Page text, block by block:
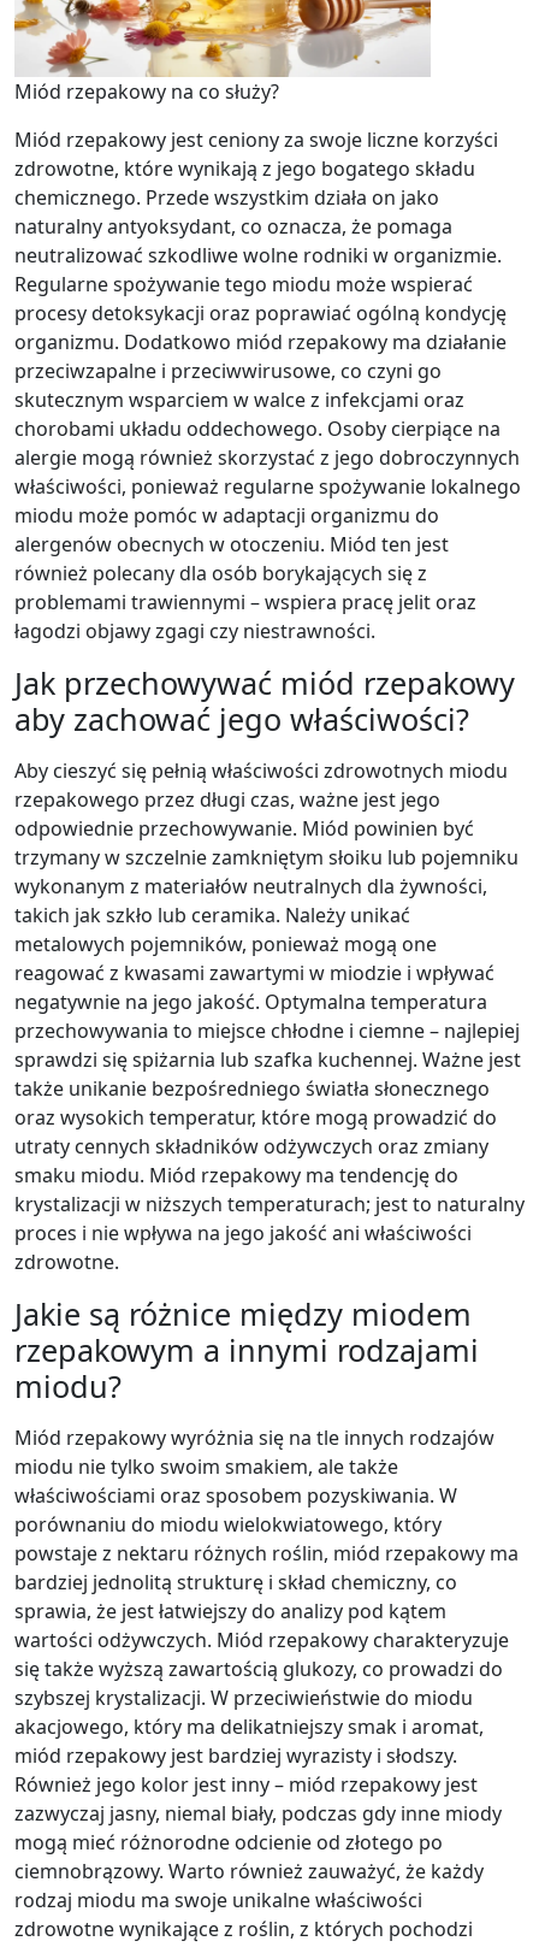
Miód rzepakowy na co służy?
Miód rzepakowy jest ceniony za swoje liczne korzyści
zdrowotne, które wynikają z jego bogatego składu
chemicznego. Przede wszystkim działa on jako
naturalny antyoksydant, co oznacza, że pomaga
neutralizować szkodliwe wolne rodniki w organizmie.
Regularne spożywanie tego miodu może wspierać
procesy detoksykacji oraz poprawiać ogólną kondycję
organizmu. Dodatkowo miód rzepakowy ma działanie
przeciwzapalne i przeciwwirusowe, co czyni go
skutecznym wsparciem w walce z infekcjami oraz
chorobami układu oddechowego. Osoby cierpiące na
alergie mogą również skorzystać z jego dobroczynnych
właściwości, ponieważ regularne spożywanie lokalnego
miodu może pomóc w adaptacji organizmu do
alergenów obecnych w otoczeniu. Miód ten jest
również polecany dla osób borykających się z
problemami trawiennymi – wspiera pracę jelit oraz
łagodzi objawy zgagi czy niestrawności.
Jak przechowywać miód rzepakowy
aby zachować jego właściwości?
Aby cieszyć się pełnią właściwości zdrowotnych miodu
rzepakowego przez długi czas, ważne jest jego
odpowiednie przechowywanie. Miód powinien być
trzymany w szczelnie zamkniętym słoiku lub pojemniku
wykonanym z materiałów neutralnych dla żywności,
takich jak szkło lub ceramika. Należy unikać
metalowych pojemników, ponieważ mogą one
reagować z kwasami zawartymi w miodzie i wpływać
negatywnie na jego jakość. Optymalna temperatura
przechowywania to miejsce chłodne i ciemne – najlepiej
sprawdzi się spiżarnia lub szafka kuchennej. Ważne jest
także unikanie bezpośredniego światła słonecznego
oraz wysokich temperatur, które mogą prowadzić do
utraty cennych składników odżywczych oraz zmiany
smaku miodu. Miód rzepakowy ma tendencję do
krystalizacji w niższych temperaturach; jest to naturalny
proces i nie wpływa na jego jakość ani właściwości
zdrowotne.
Jakie są różnice między miodem
rzepakowym a innymi rodzajami
miodu?
Miód rzepakowy wyróżnia się na tle innych rodzajów
miodu nie tylko swoim smakiem, ale także
właściwościami oraz sposobem pozyskiwania. W
porównaniu do miodu wielokwiatowego, który
powstaje z nektaru różnych roślin, miód rzepakowy ma
bardziej jednolitą strukturę i skład chemiczny, co
sprawia, że jest łatwiejszy do analizy pod kątem
wartości odżywczych. Miód rzepakowy charakteryzuje
się także wyższą zawartością glukozy, co prowadzi do
szybszej krystalizacji. W przeciwieństwie do miodu
akacjowego, który ma delikatniejszy smak i aromat,
miód rzepakowy jest bardziej wyrazisty i słodszy.
Również jego kolor jest inny – miód rzepakowy jest
zazwyczaj jasny, niemal biały, podczas gdy inne miody
mogą mieć różnorodne odcienie od złotego po
ciemnobrązowy. Warto również zauważyć, że każdy
rodzaj miodu ma swoje unikalne właściwości
zdrowotne wynikające z roślin, z których pochodzi